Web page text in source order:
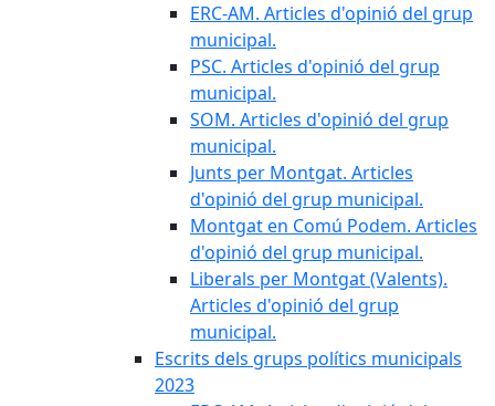
ERC-AM. Articles d'opinió del grup
municipal.
PSC. Articles d'opinió del grup
municipal.
SOM. Articles d'opinió del grup
municipal.
Junts per Montgat. Articles
d'opinió del grup municipal.
Montgat en Comú Podem. Articles
d'opinió del grup municipal.
Liberals per Montgat (Valents).
Articles d'opinió del grup
municipal.
Escrits dels grups polítics municipals
2023